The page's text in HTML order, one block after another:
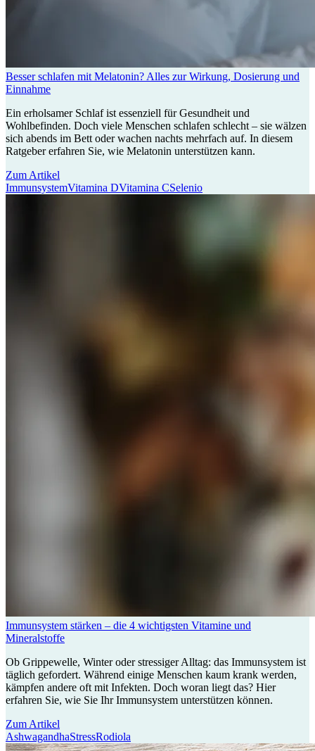
Besser schlafen mit Melatonin? Alles zur Wirkung, Dosierung und
Einnahme
Ein erholsamer Schlaf ist essenziell für Gesundheit und
Wohlbefinden. Doch viele Menschen schlafen schlecht – sie wälzen
sich abends im Bett oder wachen nachts mehrfach auf. In diesem
Ratgeber erfahren Sie, wie Melatonin unterstützen kann.
Zum Artikel
ImmunsystemVitamina DVitamina CSelenio
Immunsystem stärken – die 4 wichtigsten Vitamine und
Mineralstoffe
Ob Grippewelle, Winter oder stressiger Alltag: das Immunsystem ist
täglich gefordert. Während einige Menschen kaum krank werden,
kämpfen andere oft mit Infekten. Doch woran liegt das? Hier
erfahren Sie, wie Sie Ihr Immunsystem unterstützen können.
Zum Artikel
AshwagandhaStressRodiola